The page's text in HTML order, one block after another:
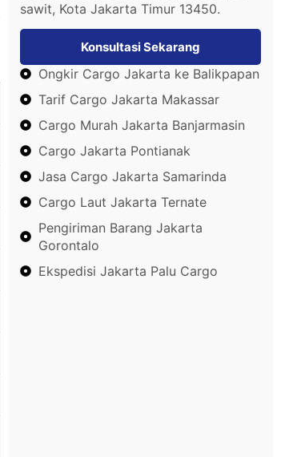
sawit, Kota Jakarta Timur 13450.
Konsultasi Sekarang
Ongkir Cargo Jakarta ke Balikpapan
Tarif Cargo Jakarta Makassar
Cargo Murah Jakarta Banjarmasin
Cargo Jakarta Pontianak
Jasa Cargo Jakarta Samarinda
Cargo Laut Jakarta Ternate
Pengiriman Barang Jakarta
Gorontalo
Ekspedisi Jakarta Palu Cargo